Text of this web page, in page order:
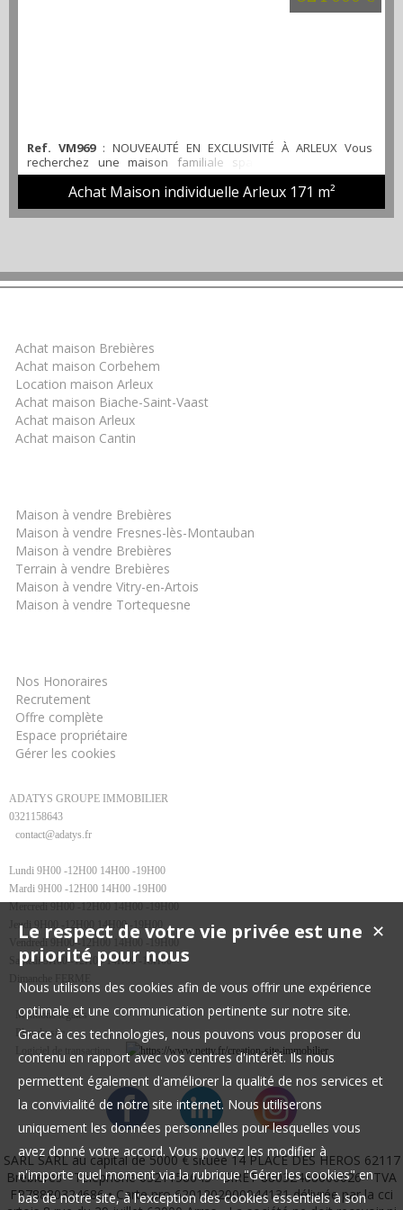
Ref. VM969: NOUVEAUTÉ EN EXCLUSIVITÉ À ARLEUX Vous
recherchez une maison familiale spacieuse, parfaitement
entretenue et prête à accueillir votre famille ? Cette superbe
Maison Bernard Lannoy de 2005, en semi plain-pied, saura
vous séduire par ses volumes généreux et ses prestations de
qualité. Située dans un environnement calme et recherché,
Achat Maison individuelle Arleux 171 m²
Achat maison Brebières
Achat maison Corbehem
Location maison Arleux
Achat maison Biache-Saint-Vaast
Achat maison Arleux
Achat maison Cantin
Maison à vendre Brebières
Maison à vendre Fresnes-lès-Montauban
Maison à vendre Brebières
Terrain à vendre Brebières
Maison à vendre Vitry-en-Artois
Maison à vendre Tortequesne
Nos Honoraires
Recrutement
Offre complète
Espace propriétaire
Gérer les cookies
ADATYS GROUPE IMMOBILIER
0321158643
contact@adatys.fr
Lundi 9H00 -12H00 14H00 -19H00
Mardi 9H00 -12H00 14H00 -19H00
Jeudi 9H00 -12H00 14H00 -19H00
Vendredi 9H00 -12H00 14H00 -19H00
Samedi 9H00 -12H00 14H00 -18H00
Mentions légales
Plan du site
Logiciel de transaction
SARL SARL au capital de 5000 € située 14 PLACE DES HEROS 62117
Brebières • Téléphone 0321158643 • SIRET 88032468600026 • TVA
FR78880324686 • Carte pro 6201202000044131 délivrée par la cci
✕
Le respect de votre vie privée est une
priorité pour nous
Nous utilisons des cookies afin de vous offrir une expérience
optimale et une communication pertinente sur notre site.
Grace à ces technologies, nous pouvons vous proposer du
contenu en rapport avec vos centres d'intérêt. Ils nous
permettent également d'améliorer la qualité de nos services et
la convivialité de notre site internet. Nous utiliserons
uniquement les données personnelles pour lesquelles vous
avez donné votre accord. Vous pouvez les modifier à
n'importe quel moment via la rubrique "Gérer les cookies" en
bas de notre site, à l'exception des cookies essentiels à son